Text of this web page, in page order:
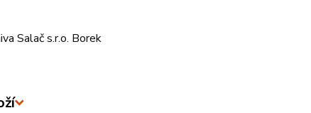
Salač s.r.o. Borek